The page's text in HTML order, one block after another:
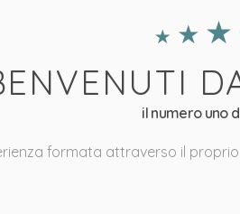
il numero uno
formata attraverso il